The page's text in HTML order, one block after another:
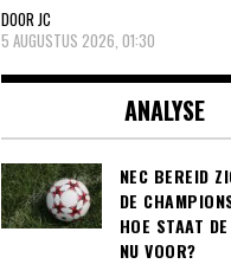
DOOR JC
5 AUGUSTUS 2026, 01:30
ANALYSE
NEC BEREID
DE
HOE STAAT
NU VOOR?